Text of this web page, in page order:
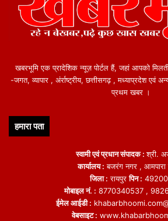
खबरभूमि एक प्रादेशिक न्यूज़ पोर्टल हैं, जहां आपको
-जगत, व्यापार , अंर्राष्ट्रीय, छत्तीसगढ़ , मध्याप्रदेश एवं
प्रथम खबर ।
हमारा पता
स्वामी एवं प्रधान संपादक :श्री.
कार्यालय : बजरंग नगर , आमपारा
जिला : रायपुरपिन :
मोबाइल नं. : 8770340537 ,
ईमेल आईडी :
वेबसाइट :